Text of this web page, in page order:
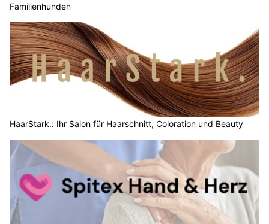
Familienhunden
HaarStark.: Ihr Salon für Haarschnitt, Coloration und Beauty